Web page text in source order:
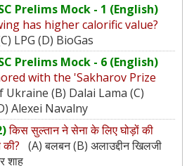
Prelims Mock - 1 (English)
has higher calorific value?
LPG (D) BioGas
Prelims Mock - 6 (English)
with the 'Sakharov Prize
Ukraine (B) Dalai Lama (C)
Alexei Navalny
किस सुल्तान ने सेना के लिए घोड़ों की
की? (A) बलबन (B) अलाउद्दीन खिलजी
शाह